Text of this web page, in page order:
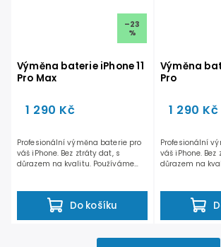
–23
%
Výměna baterie iPhone 11
Pro Max
1 290 Kč
Do košíku
Profesionální výměna baterie pro
váš iPhone. Bez ztráty dat, s
důrazem na kvalitu. Používáme
Výměna
Pro
1 290 Kč
Profesionální
váš iPhone.
důrazem na